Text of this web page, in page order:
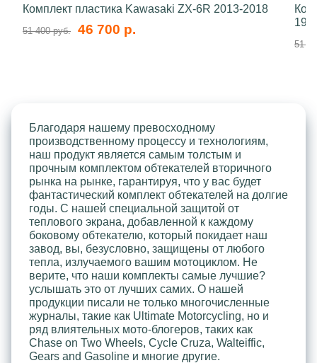
Комплект пластика Kawasaki ZX-6R 2013-2018
51 400 руб. 46 700 р.
51
Благодаря нашему превосходному
производственному процессу и технологиям,
наш продукт является самым толстым и
прочным комплектом обтекателей вторичного
рынка на рынке, гарантируя, что у вас будет
фантастический комплект обтекателей на долгие
годы. С нашей специальной защитой от
теплового экрана, добавленной к каждому
боковому обтекателю, который покидает наш
завод, вы, безусловно, защищены от любого
тепла, излучаемого вашим мотоциклом. Не
верите, что наши комплекты самые лучшие?
услышать это от лучших самих. О нашей
продукции писали не только многочисленные
журналы, такие как Ultimate Motorcycling, но и
ряд влиятельных мото-блогеров, таких как
Chase on Two Wheels, Cycle Cruza, Walteiffic,
Gears and Gasoline и многие другие.